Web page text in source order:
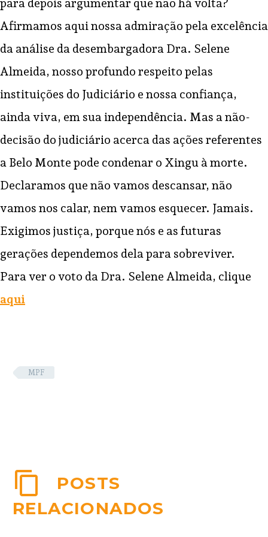
para depois argumentar que não há volta?
Afirmamos aqui nossa admiração pela excelência
da análise da desembargadora Dra. Selene
Almeida, nosso profundo respeito pelas
instituições do Judiciário e nossa confiança,
ainda viva, em sua independência. Mas a não-
decisão do judiciário acerca das ações referentes
a Belo Monte pode condenar o Xingu à morte.
Declaramos que não vamos descansar, não
vamos nos calar, nem vamos esquecer. Jamais.
Exigimos justiça, porque nós e as futuras
gerações dependemos dela para sobreviver.
Para ver o voto da Dra. Selene Almeida, clique
aqui
MPF
POSTS
RELACIONADOS